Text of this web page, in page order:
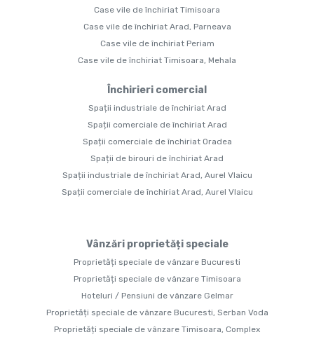
Case vile de închiriat Timisoara
Case vile de închiriat Arad, Parneava
Case vile de închiriat Periam
Case vile de închiriat Timisoara, Mehala
Închirieri comercial
Spații industriale de închiriat Arad
Spații comerciale de închiriat Arad
Spații comerciale de închiriat Oradea
Spații de birouri de închiriat Arad
Spații industriale de închiriat Arad, Aurel Vlaicu
Spații comerciale de închiriat Arad, Aurel Vlaicu
Vânzări proprietăți speciale
Proprietăți speciale de vânzare Bucuresti
Proprietăți speciale de vânzare Timisoara
Hoteluri / Pensiuni de vânzare Gelmar
Proprietăți speciale de vânzare Bucuresti, Serban Voda
Proprietăți speciale de vânzare Timisoara, Complex